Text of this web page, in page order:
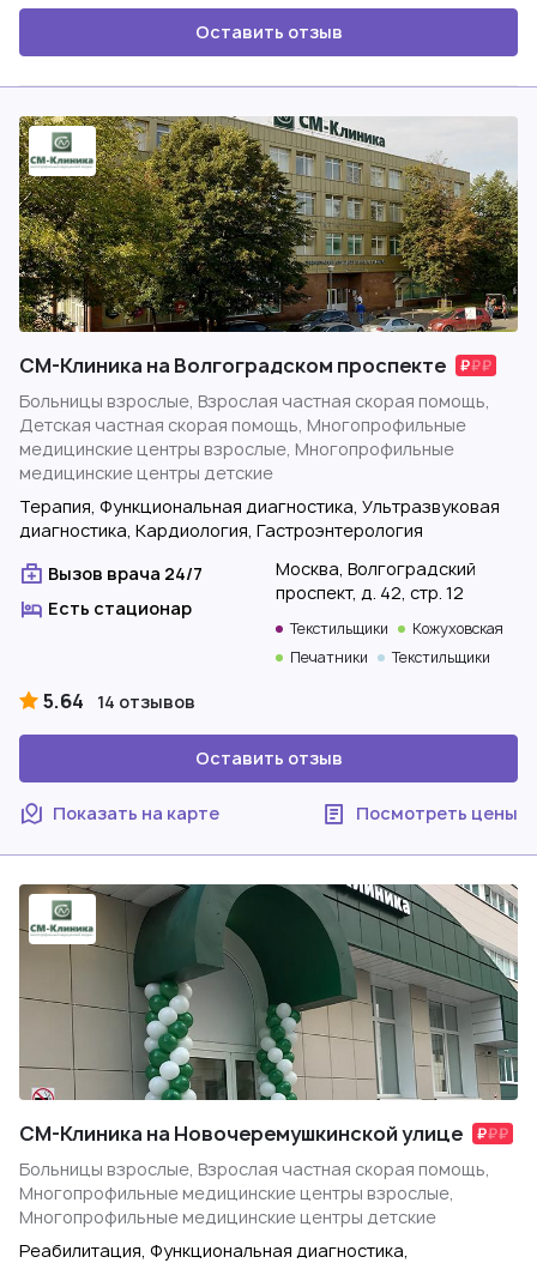
Оставить отзыв
СМ-Клиника на Волгоградском проспекте
Больницы взрослые, Взрослая частная скорая помощь,
Детская частная скорая помощь, Многопрофильные
медицинские центры взрослые, Многопрофильные
медицинские центры детские
Терапия, Функциональная диагностика, Ультразвуковая
диагностика, Кардиология, Гастроэнтерология
Вызов врача 24/7
Есть стационар
Москва, Волгоградский
проспект, д. 42, стр. 12
Текстильщики
Кожуховская
Печатники
Текстильщики
5.64 14 отзывов
Оставить отзыв
Показать на карте Посмотреть цены
СМ-Клиника на Новочеремушкинской улице
Больницы взрослые, Взрослая частная скорая помощь,
Многопрофильные медицинские центры взрослые,
Многопрофильные медицинские центры детские
Реабилитация, Функциональная диагностика,